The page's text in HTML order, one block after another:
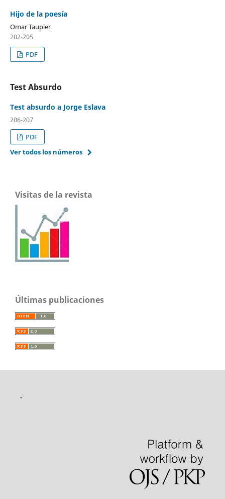
Hijo de la poesía
Omar Taupier
202-205
PDF
Test Absurdo
Test absurdo a Jorge Eslava
206-207
PDF
Ver todos los números
Visitas de la revista
Últimas publicaciones
-